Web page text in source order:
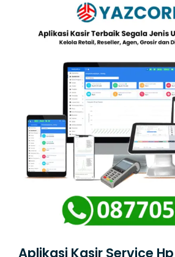
Aplikasi Kasir Service